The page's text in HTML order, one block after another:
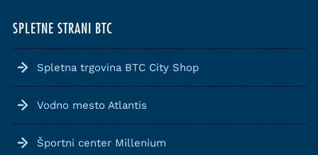
SPLETNE STRANI BTC
Spletna trgovina BTC City Shop
Vodno mesto Atlantis
Športni center Millenium